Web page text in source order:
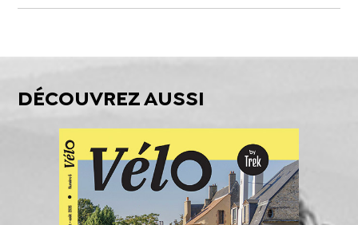
DÉCOUVREZ AUSSI